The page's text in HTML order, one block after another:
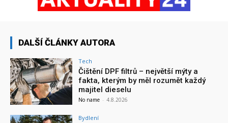
DALŠÍ ČLÁNKY AUTORA
Tech
Čištění DPF filtrů – největší mýty a
fakta, kterým by měl rozumět každý
majitel dieselu
No name - 4.8.2026
Bydlení